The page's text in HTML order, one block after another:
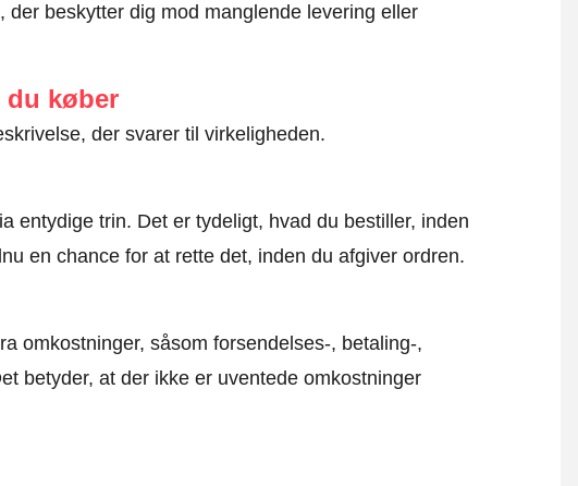
beskytter dig mod manglende levering eller
du køber
der svarer til virkeligheden.
entydige trin. Det er tydeligt, hvad du bestiller, inden
en chance for at rette det, inden du afgiver ordren.
omkostninger, såsom forsendelses-, betaling-,
betyder, at der ikke er uventede omkostninger